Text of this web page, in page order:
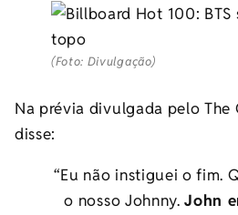
(Foto: Divulgação)
Na prévia divulgada pelo The
disse:
“Eu não instiguei o fim.
o nosso Johnny.John